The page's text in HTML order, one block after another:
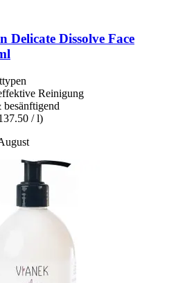
Delicate Dissolve Face
Reinigung
/ l)